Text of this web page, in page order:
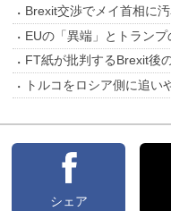
Brexit交渉でメイ首相に
EUの「異端」とトラン
FT紙が批判するBrexit後
トルコをロシア側に追い
シェア